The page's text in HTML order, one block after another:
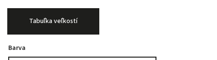
Tabuľka veľkostí
Barva